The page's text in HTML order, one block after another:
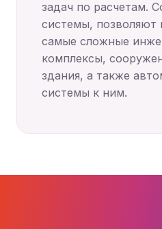
задач по расчетам.
системы, позволяют
самые сложные
комплексы,
здания, а также
системы к ним.